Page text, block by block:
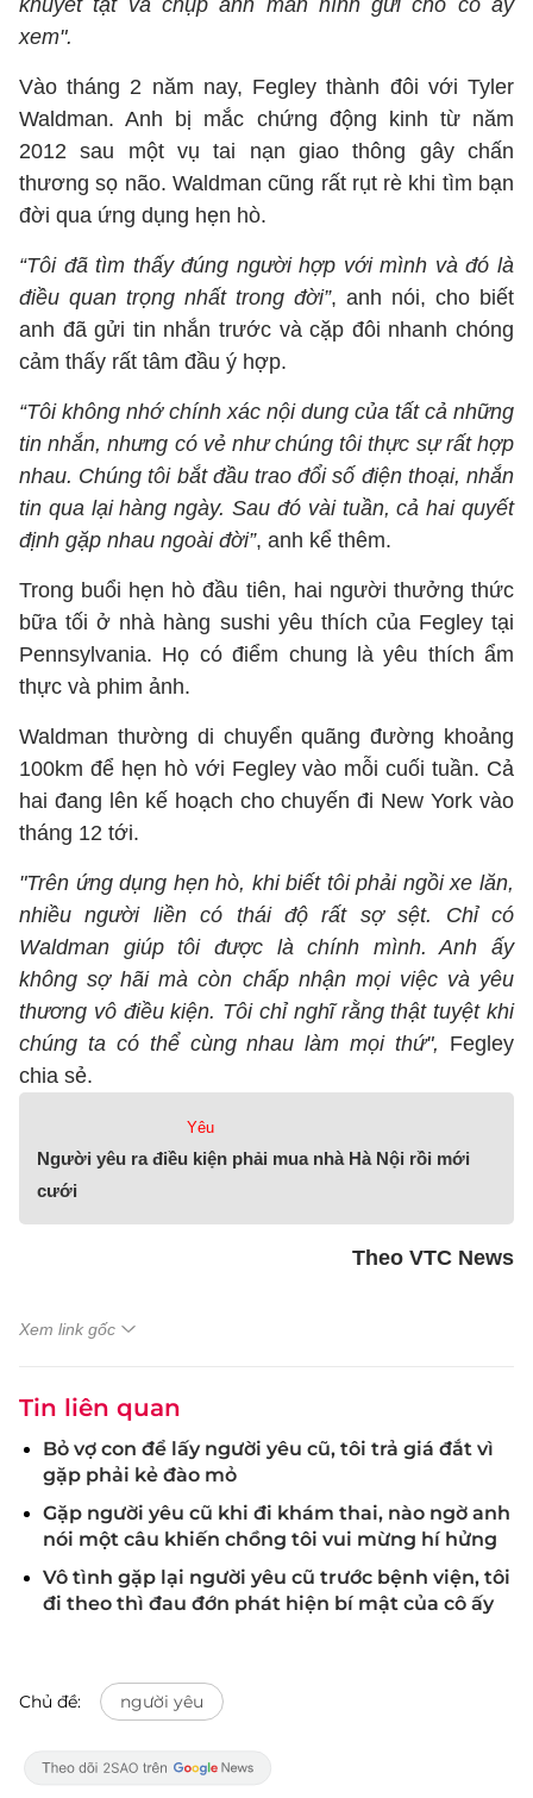
khuyết tật và chụp ảnh màn hình gửi cho cô ấy
xem".
Vào tháng 2 năm nay, Fegley thành đôi với Tyler
Waldman. Anh bị mắc chứng động kinh từ năm
2012 sau một vụ tai nạn giao thông gây chấn
thương sọ não. Waldman cũng rất rụt rè khi tìm bạn
đời qua ứng dụng hẹn hò.
“Tôi đã tìm thấy đúng người hợp với mình và đó là
điều quan trọng nhất trong đời”, anh nói, cho biết
anh đã gửi tin nhắn trước và cặp đôi nhanh chóng
cảm thấy rất tâm đầu ý hợp.
“Tôi không nhớ chính xác nội dung của tất cả những
tin nhắn, nhưng có vẻ như chúng tôi thực sự rất hợp
nhau. Chúng tôi bắt đầu trao đổi số điện thoại, nhắn
tin qua lại hàng ngày. Sau đó vài tuần, cả hai quyết
định gặp nhau ngoài đời”, anh kể thêm.
Trong buổi hẹn hò đầu tiên, hai người thưởng thức
bữa tối ở nhà hàng sushi yêu thích của Fegley tại
Pennsylvania. Họ có điểm chung là yêu thích ẩm
thực và phim ảnh.
Waldman thường di chuyển quãng đường khoảng
100km để hẹn hò với Fegley vào mỗi cuối tuần. Cả
hai đang lên kế hoạch cho chuyến đi New York vào
tháng 12 tới.
"Trên ứng dụng hẹn hò, khi biết tôi phải ngồi xe lăn,
nhiều người liền có thái độ rất sợ sệt. Chỉ có
Waldman giúp tôi được là chính mình. Anh ấy
không sợ hãi mà còn chấp nhận mọi việc và yêu
thương vô điều kiện. Tôi chỉ nghĩ rằng thật tuyệt khi
chúng ta có thể cùng nhau làm mọi thứ", Fegley
chia sẻ.
Yêu
Người yêu ra điều kiện phải mua nhà Hà Nội rồi mới
cưới
Theo VTC News
Xem link gốc
Tin liên quan
Bỏ vợ con để lấy người yêu cũ, tôi trả giá đắt vì
gặp phải kẻ đào mỏ
Gặp người yêu cũ khi đi khám thai, nào ngờ anh
nói một câu khiến chồng tôi vui mừng hí hửng
Vô tình gặp lại người yêu cũ trước bệnh viện, tôi
đi theo thì đau đớn phát hiện bí mật của cô ấy
Chủ đề: người yêu